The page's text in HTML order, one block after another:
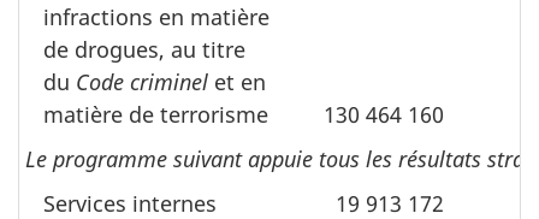
infractions en matière
de drogues, au titre
du Code criminel et en
matière de terrorisme
130 464 160
Le programme suivant appuie tous les résultats
Services internes
19 913 172